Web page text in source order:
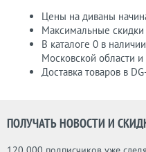
Цены на диваны
Максимальные
В каталоге 0 в
Московской области и
Доставка товаров в
ПОЛУЧАТЬ НОВОСТИ И